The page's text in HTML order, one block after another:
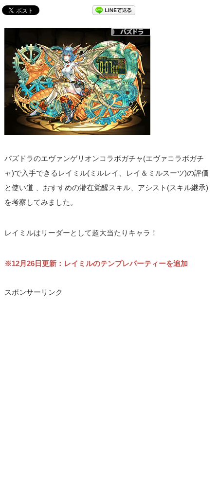
パズドラのエヴァンゲリオンコラボガチャ(エヴァコラボガチ
ャ)で入手できるレイミル(ミルレイ、レイ＆ミルスーツ)の評価
と使い道 、おすすめの潜在覚醒スキル、アシスト(スキル継承)
を考察してみました。
レイミルはリーダーとして超大当たりキャラ！
※12月26日更新：レイミルのテンプレパーティーを追加
スポンサーリンク